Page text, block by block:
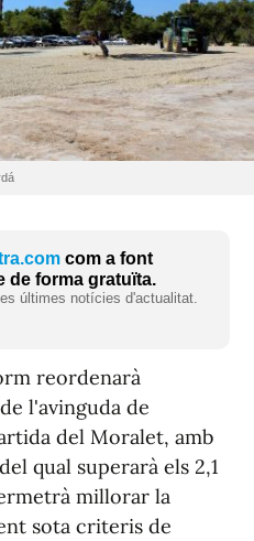
com a font
de forma gratuïta.
últimes notícies d'actualitat.
reordenarà
l'avinguda de
del Moralet, amb
qual superarà els 2,1
millorar la
sota criteris de